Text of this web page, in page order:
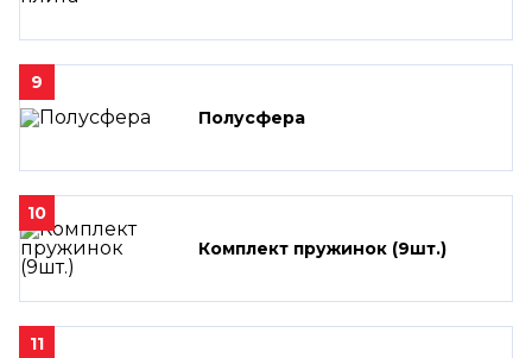
9
Полусфера
10
Комплект пружинок (9шт.)
11